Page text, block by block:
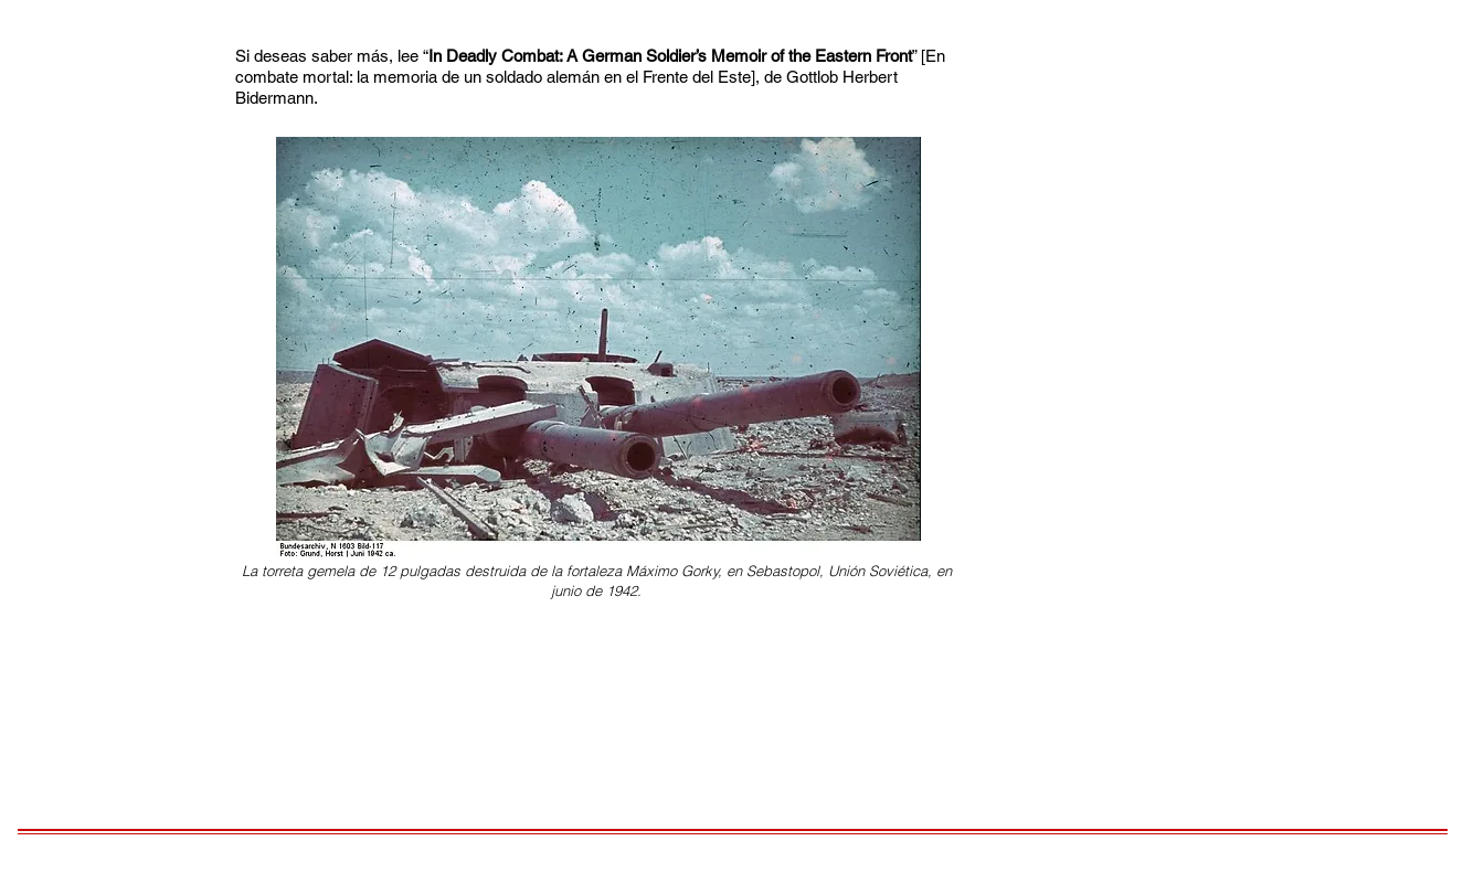
Si deseas saber más, lee “In Deadly Combat: A German Soldier’s Memoir of the Eastern Front” [En
combate mortal: la memoria de un soldado alemán en el Frente del Este], de Gottlob Herbert
Bidermann.
La torreta gemela de 12 pulgadas destruida de la fortaleza Máximo Gorky, en Sebastopol, Unión Soviética, en
junio de 1942.